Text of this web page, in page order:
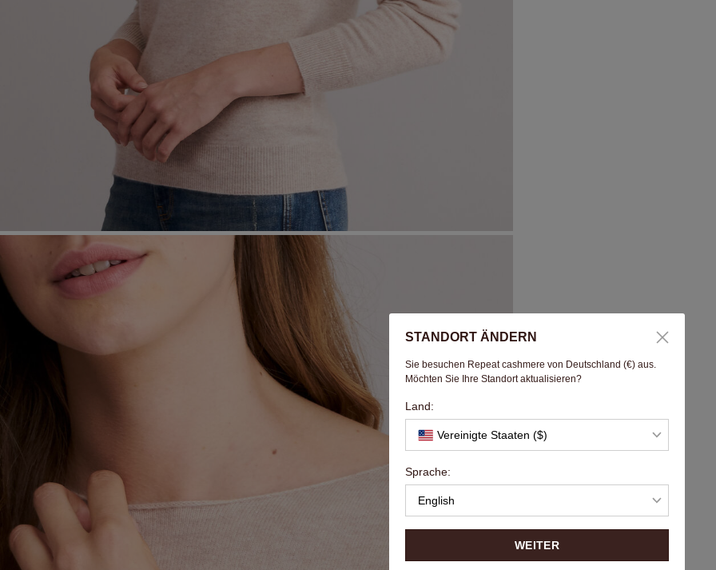
STANDORT ÄNDERN
Sie besuchen Repeat cashmere von Deutschland (€) aus.
Möchten Sie Ihre Standort aktualisieren?
Land:
Vereinigte Staaten ($)
Sprache:
English
WEITER